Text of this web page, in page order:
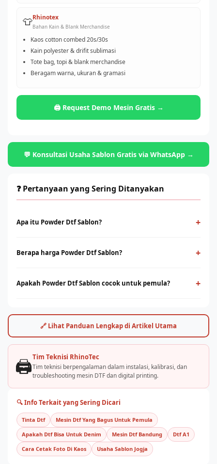
👕Rhinotex
Bahan Kain & Blank Merchandise
Kaos cotton combed 20s/30s
Kain polyester & drifit sublimasi
Tote bag, topi & blank merchandise
Beragam warna, ukuran & gramasi
🖨️ Request Demo Mesin Gratis →
💬 Konsultasi Usaha Sablon Gratis via WhatsApp →
❓ Pertanyaan yang Sering Ditanyakan
Apa itu Powder Dtf Sablon? +
menggunakan film PET sebagai media transfer ke berbagai
Berapa harga Powder Dtf Sablon? +
head dan kapasitas produksi. Hubungi tim RhinoCare untuk
Apakah Powder Dtf Sablon cocok untuk pemula? +
pelatihan yang tepat. Rhino Indonesia menyediakan training
dan pendampingan after-sales agar bisnis sablon Anda cepat
🔗 Lihat Panduan Lengkap di Artikel Utama
🖨️Tim Teknisi RhinoTec
Tim teknisi berpengalaman dalam instalasi, kalibrasi, dan
troubleshooting mesin DTF dan digital printing.
🔍 Info Terkait yang Sering Dicari
Tinta Dtf
Mesin Dtf Yang Bagus Untuk Pemula
Apakah Dtf Bisa Untuk Denim
Mesin Dtf Bandung
Dtf A1
Cara Cetak Foto Di Kaos
Usaha Sablon Jogja